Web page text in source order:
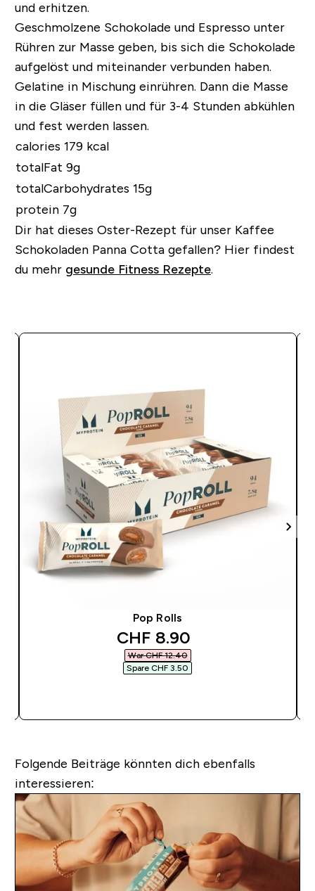
und erhitzen.
Geschmolzene Schokolade und Espresso unter
Rühren zur Masse geben, bis sich die Schokolade
aufgelöst und miteinander verbunden haben.
Gelatine in Mischung einrühren. Dann die Masse
in die Gläser füllen und für 3-4 Stunden abkühlen
und fest werden lassen.
calories 179 kcal
totalFat 9g
totalCarbohydrates 15g
protein 7g
Dir hat dieses Oster-Rezept für unser Kaffee
Schokoladen Panna Cotta gefallen?Hier findest
du mehr gesunde Fitness Rezepte.
Pop Rolls
discounted price
CHF 8.90‎
War CHF 12.40‎
Spare CHF 3.50‎
Folgende Beiträge könnten dich ebenfalls
interessieren: